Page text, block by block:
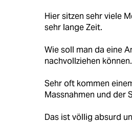
Hier sitzen sehr viele
sehr lange Zeit.
Wie soll man da eine
nachvollziehen können.
Sehr oft kommen
Massnahmen und der
Das ist völlig absurd